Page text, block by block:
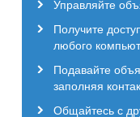
Управляйте
Получите
любого
Подавайте
заполняя
Общайтесь с